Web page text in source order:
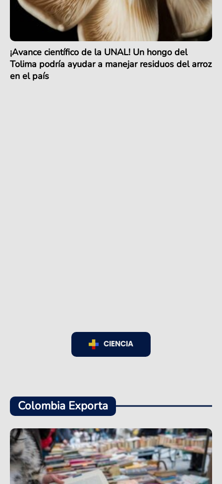
¡Avance científico de la UNAL! Un hongo del
Tolima podría ayudar a manejar residuos del arroz
en el país
CIENCIA
Colombia Exporta